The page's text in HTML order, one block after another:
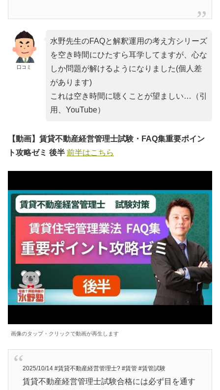
口コミ
水野先生のFAQと解釈運用の考え方シリーズ
を空き時間にひたすら耳学してますが、心な
しか問題が解けるようになりました(個人差
があります)
これは空き時間に聴くことが望ましい…（引
用、YouTube）
【動画】賃貸不動産経営管理士試験・FAQ集重要ポイン
ト攻略ゼミ 後半 前半はこちら
画像のタップ・クリックで動画が再生します
2025/10/14 #賃貸不動産経営管理士? #賃管 #賃管試験
賃貸不動産経営管理士試験合格には必ず目を通す